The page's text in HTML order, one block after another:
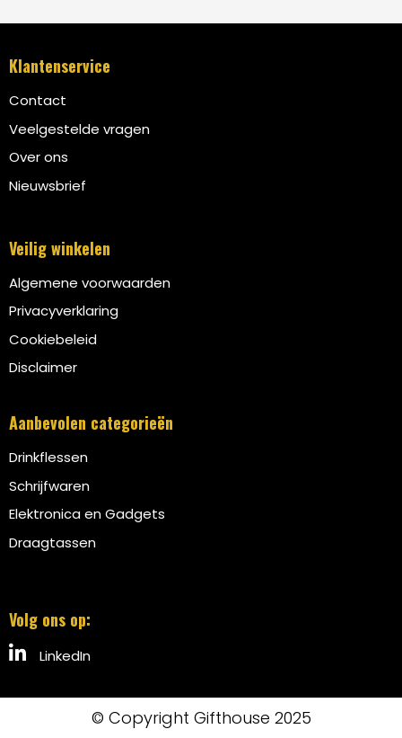
Klantenservice
Contact
Veelgestelde vragen
Over ons
Nieuwsbrief
Veilig winkelen
Algemene voorwaarden
Privacyverklaring
Cookiebeleid
Disclaimer
Aanbevolen categorieën
Drinkflessen
Schrijfwaren
Elektronica en Gadgets
Draagtassen
Volg ons op:
LinkedIn
© Copyright Gifthouse 2025